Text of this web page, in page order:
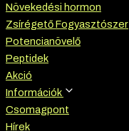
Növekedési hormon
Zsírégető Fogyasztószer
Potencianövelő
Peptidek
Akció
Információk
Csomagpont
Hírek